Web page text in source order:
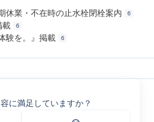
休業・不在時の止水栓閉栓案内 6
載 6
験を。』掲載 6
に満足していますか？